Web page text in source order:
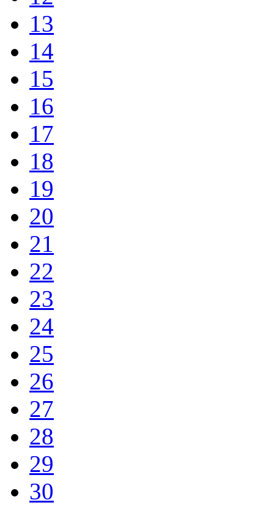
13
14
15
16
17
18
19
20
21
22
23
24
25
26
27
28
29
30